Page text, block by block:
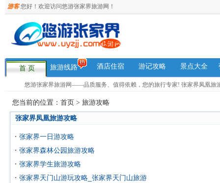
游客您好！欢迎访问悠游张家界旅游网！
首 页
悠游张家界旅游网——品质服务、值得依赖，您的旅行专家! 张家界凤凰旅
旅游线路 酒店住宿 游记攻略 景点大全
您当前的位置： 首页 > 旅游攻略
张家界凤凰旅游攻略
张家界一日游攻略
张家界森林公园旅游攻略
张家界学生旅游攻略
张家界天门山游玩攻略_张家界天门山旅游